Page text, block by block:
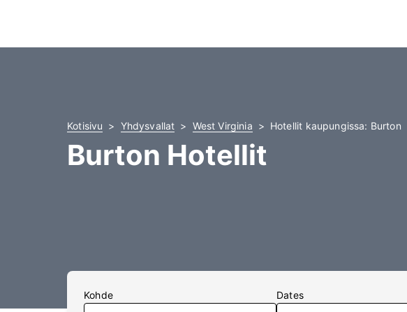
Kotisivu Yhdysvallat West Virginia Hotellit kaupungissa: Burton
Burton Hotellit
Kohde Dates